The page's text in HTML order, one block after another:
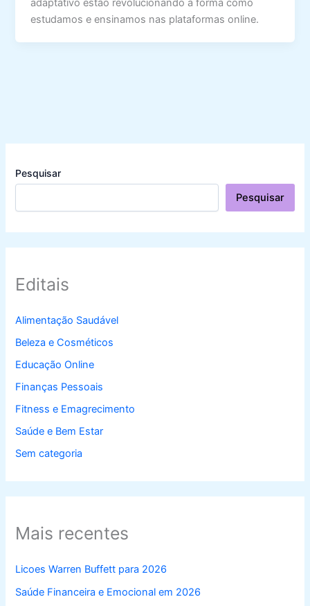
estudamos e ensinamos nas plataformas online.
Pesquisar
Pesquisar
Editais
Alimentação Saudável
Beleza e Cosméticos
Educação Online
Finanças Pessoais
Fitness e Emagrecimento
Saúde e Bem Estar
Sem categoria
Mais recentes
Licoes Warren Buffett para 2026
Saúde Financeira e Emocional em 2026